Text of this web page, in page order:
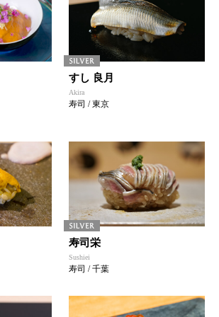
すし 良月
Akira
寿司 / 東京
寿司栄
Sushiei
寿司 / 千葉